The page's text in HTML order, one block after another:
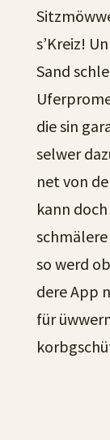
s’Kreiz!
Sand
die sin
selwer
net von
kann
schmälere
so werd
dere App
für